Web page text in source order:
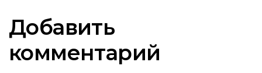
Добавить
комментарий